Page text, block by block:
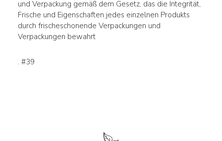
und Verpackung gemäß dem Gesetz, das die Integrität,
Frische und Eigenschaften jedes einzelnen Produkts
durch frischeschonende Verpackungen und
Verpackungen bewahrt
. #39